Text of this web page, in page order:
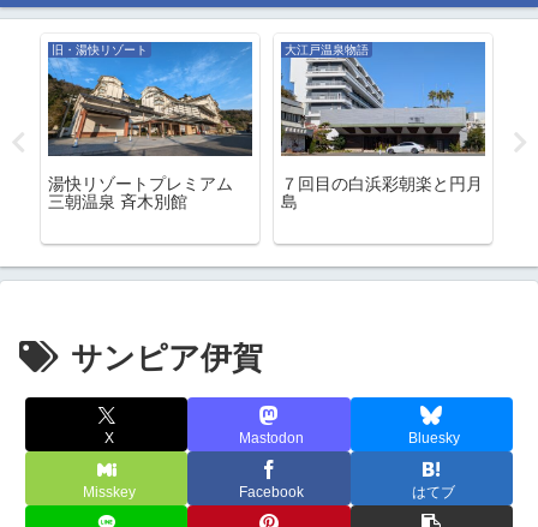
旧・湯快リゾート
湯快リゾートプレミアム
三朝温泉 斉木別館
大江戸温泉物語
７回目の白浜彩朝楽と円月
島
サンピア伊賀
X Mastodon Bluesky
Misskey Facebook はてブ